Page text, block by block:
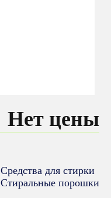
Нет цены
Средства для стирки
Стиральные порошки